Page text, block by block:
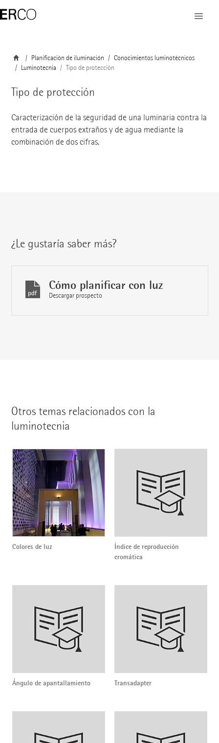
Planificación de iluminación
Conocimientos luminotécnicos
Luminotecnia
Tipo de protección
Tipo de protección
Caracterización de la seguridad de una luminaria contra la
entrada de cuerpos extraños y de agua mediante la
combinación de dos cifras.
¿Le gustaría saber más?
Cómo planificar con luz
Descargar prospecto
Otros temas relacionados con la
luminotecnia
Colores de luz
Índice de reproducción
cromática
Ángulo de apantallamiento Transadapter